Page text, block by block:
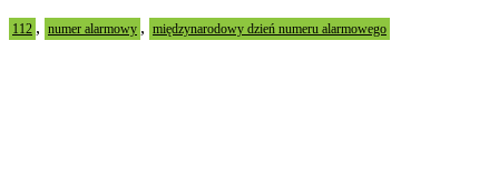
112 , numer alarmowy , międzynarodowy dzień numeru alarmowego